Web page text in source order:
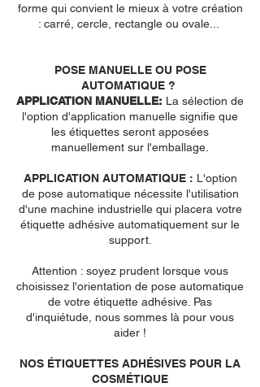
forme qui convient le mieux à votre création
: carré, cercle, rectangle ou ovale...
POSE MANUELLE OU POSE
AUTOMATIQUE ?
APPLICATION MANUELLE: La sélection de
l'option d'application manuelle signifie que
les étiquettes seront apposées
manuellement sur l'emballage.
APPLICATION AUTOMATIQUE : L'option
de pose automatique nécessite l'utilisation
d'une machine industrielle qui placera votre
étiquette adhésive automatiquement sur le
support.
Attention : soyez prudent lorsque vous
choisissez l'orientation de pose automatique
de votre étiquette adhésive. Pas
d'inquiétude, nous sommes là pour vous
aider !
NOS ÉTIQUETTES ADHÉSIVES POUR LA
COSMÉTIQUE